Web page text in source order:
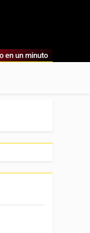
en un minuto